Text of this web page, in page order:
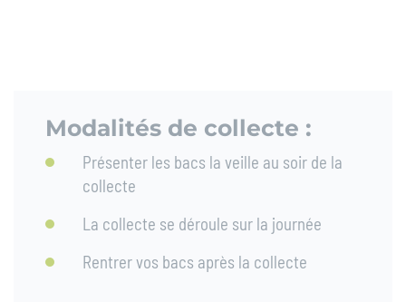
Modalités de collecte :
Présenter les bacs la veille au soir de la
collecte
La collecte se déroule sur la journée
Rentrer vos bacs après la collecte